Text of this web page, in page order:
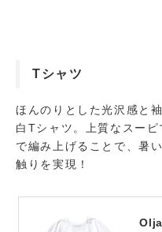
Tシャツ
ほんのりとした光沢感と
白Tシャツ。上質なスー
で編み上げることで、暑
触りを実現！